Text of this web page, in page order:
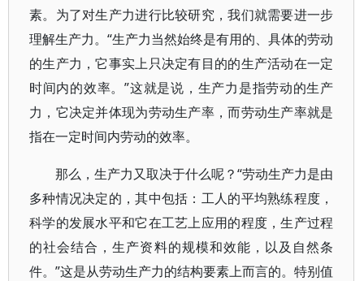
素。为了对生产力进行比较研究，我们就需要进一步
理解生产力。“生产力当然始终是有用的、具体的劳动
的生产力，它事实上只决定有目的的生产活动在一定
时间内的效率。”这就是说，生产力是指劳动的生产
力，它决定并体现为劳动生产率，而劳动生产率就是
指在一定时间内劳动的效率。
那么，生产力又取决于什么呢？“劳动生产力是由
多种情况决定的，其中包括：工人的平均熟练程度，
科学的发展水平和它在工艺上应用的程度，生产过程
的社会结合，生产资料的规模和效能，以及自然条
件。”这是从劳动生产力的结构要素上而言的。特别值